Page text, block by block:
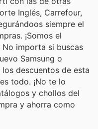
Inglés, Carrefour,
siempre el
¡Somos el
importa si buscas
Samsung o
descuentos de esta
todo. ¡No te lo
y chollos del
y ahorra como